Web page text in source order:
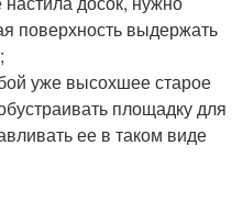
поверхность выдержать
уже высохшее старое
площадку для
ее в таком виде